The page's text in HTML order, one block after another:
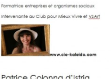
STAGE VALREAS LE
FABRIGE
TEMOIGNAGES